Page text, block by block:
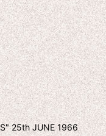
25th JUNE 1966